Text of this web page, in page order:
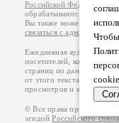
Чтобы
Российской Федерации
обрабатываются на
Вы также можете
связаться с
Ежедневная аудитория
посетителей, которые в
страниц по данным
от этого текста. В
просмотров и количество
© Все права
эгидойРоссийского